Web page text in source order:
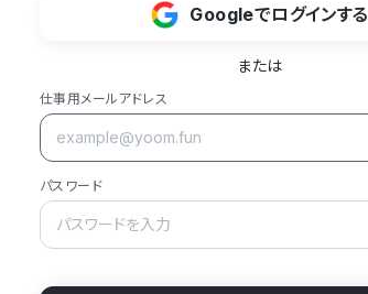
Googleでログインする
または
仕事用メールアドレス
パスワード